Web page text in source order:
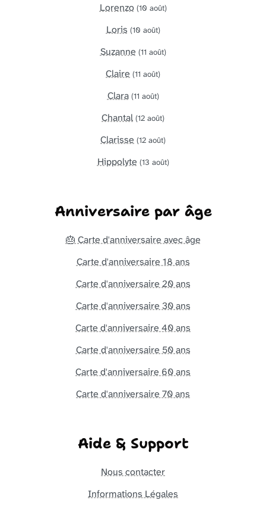
Lorenzo (10 août)
Loris (10 août)
Suzanne (11 août)
Claire (11 août)
Clara (11 août)
Chantal (12 août)
Clarisse (12 août)
Hippolyte (13 août)
Anniversaire par âge
🎂 Carte d'anniversaire avec âge
Carte d'anniversaire 18 ans
Carte d'anniversaire 20 ans
Carte d'anniversaire 30 ans
Carte d'anniversaire 40 ans
Carte d'anniversaire 50 ans
Carte d'anniversaire 60 ans
Carte d'anniversaire 70 ans
Aide & Support
Nous contacter
Informations Légales